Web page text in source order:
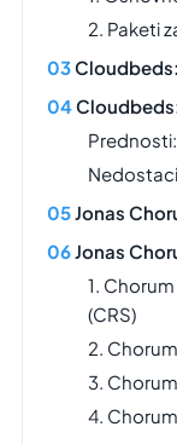
2. Paketi
Prednosti:
Jonas
Jonas
1.
(CRS)
2.
3.
4.